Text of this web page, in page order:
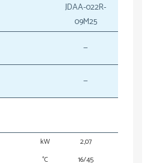
JDAA-022R-
09M25
—
—
kW
2,07
°C 16/45